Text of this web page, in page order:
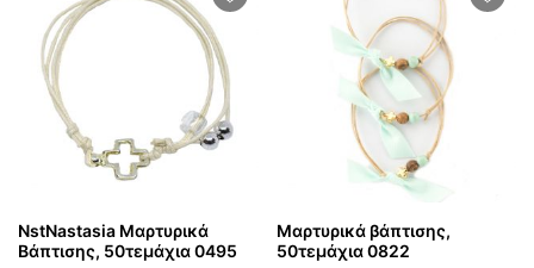
NstNastasia Μαρτυρικά
Βάπτισης, 50τεμάχια 0495
Μαρτυρικά βάπτισης,
50τεμάχια 0822